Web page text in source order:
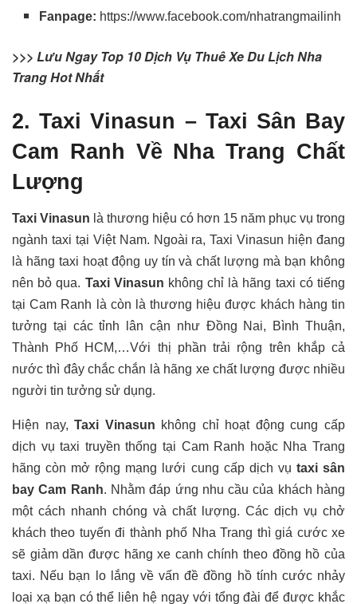
Fanpage: https://www.facebook.com/nhatrangmailinh
>>> Lưu Ngay Top 10 Dịch Vụ Thuê Xe Du Lịch Nha
Trang Hot Nhất
2. Taxi Vinasun – Taxi Sân Bay
Cam Ranh Về Nha Trang Chất
Lượng
Taxi Vinasun là thương hiệu có hơn 15 năm phục vụ trong
ngành taxi tại Việt Nam. Ngoài ra, Taxi Vinasun hiện đang
là hãng taxi hoạt động uy tín và chất lượng mà bạn không
nên bỏ qua. Taxi Vinasun không chỉ là hãng taxi có tiếng
tại Cam Ranh là còn là thương hiệu được khách hàng tin
tưởng tại các tỉnh lân cận như Đồng Nai, Bình Thuận,
Thành Phố HCM,…Với thị phần trải rộng trên khắp cả
nước thì đây chắc chắn là hãng xe chất lượng được nhiều
người tin tưởng sử dụng.
Hiện nay,Taxi Vinasun không chỉ hoạt động cung cấp
dịch vụ taxi truyền thống tại Cam Ranh hoặc Nha Trang
hãng còn mở rộng mạng lưới cung cấp dịch vụ taxi sân
bay Cam Ranh. Nhằm đáp ứng nhu cầu của khách hàng
một cách nhanh chóng và chất lượng. Các dịch vụ chở
khách theo tuyến đi thành phố Nha Trang thì giá cước xe
sẽ giảm dần được hãng xe canh chính theo đồng hồ của
taxi. Nếu bạn lo lắng về vấn đề đồng hồ tính cước nhảy
loại xạ bạn có thể liên hệ ngay với tổng đài để được khắc